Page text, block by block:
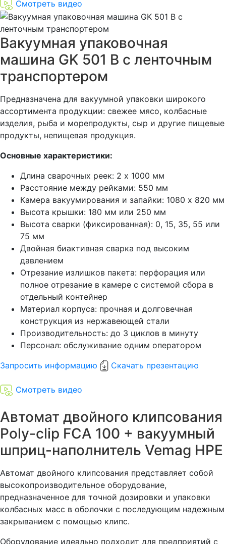
Смотреть видео
Вакуумная упаковочная
машина GK 501 B с ленточным
транспортером
Предназначена для вакуумной упаковки широкого
ассортимента продукции: свежее мясо, колбасные
изделия, рыба и морепродукты, сыр и другие пищевые
продукты, непищевая продукция.
Основные характеристики:
Длина сварочных реек: 2 x 1000 мм
Расстояние между рейками: 550 мм
Камера вакуумирования и запайки: 1080 x 820 мм
Высота крышки: 180 мм или 250 мм
Высота сварки (фиксированная): 0, 15, 35, 55 или
75 мм
Двойная биактивная сварка под высоким
давлением
Отрезание излишков пакета: перфорация или
полное отрезание в камере с системой сбора в
отдельный контейнер
Материал корпуса: прочная и долговечная
конструкция из нержавеющей стали
Производительность: до 3 циклов в минуту
Персонал: обслуживание одним оператором
Запросить информацию
Скачать презентацию
Смотреть видео
Автомат двойного клипсования
Poly-clip FCA 100 + вакуумный
шприц-наполнитель Vemag HPE
Автомат двойного клипсования представляет собой
высокопроизводительное оборудование,
предназначенное для точной дозировки и упаковки
колбасных масс в оболочки с последующим надежным
закрыванием с помощью клипс.
Оборудование идеально подходит для предприятий с